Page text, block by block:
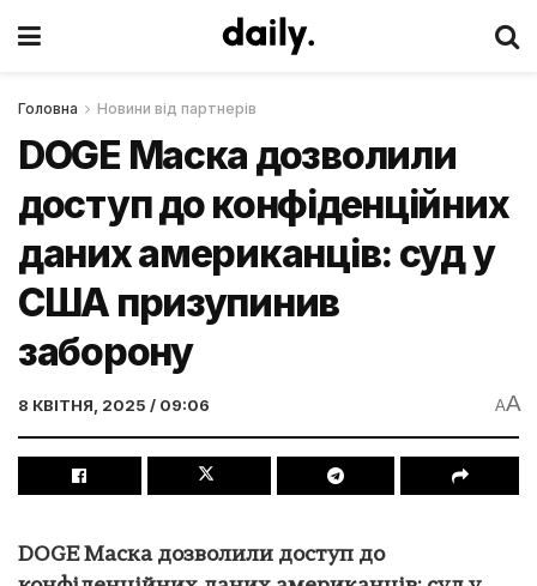
Головна Новини від партнерів
DOGE Маска дозволили
доступ до конфіденційних
даних американців: суд у
США призупинив
заборону
8 КВІТНЯ, 2025 / 09:06 AA
DOGE Маска дозволили доступ до